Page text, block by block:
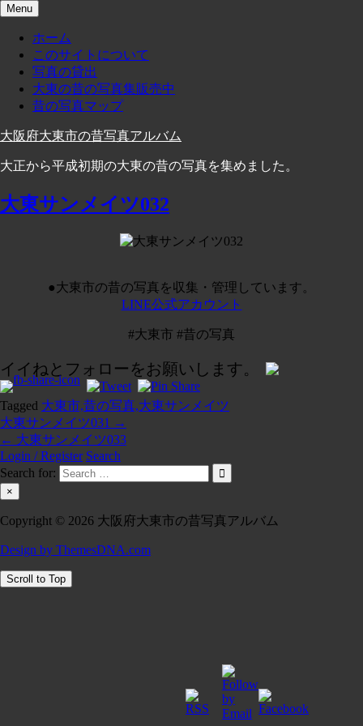
Skip
to
content
Menu
ホーム
このサイトについて
写真の貸出
大東の昔の写真集販売中
昔の写真マップ
大阪府大東市の昔写真アルバム
大正から平成初期の大東の昔の写真を集めました。
大東サンメイツ032
●大東市の昔の写真を収集・管理しています。
LINE公式アカウント
#大東市 #昔の写真
イイねとフォローをお願いします。
Tagged 大東市,昔の写真,大東サンメイツ
投
稿
ナ
ビ
ゲ
ー
シ
大東サンメイツ031 →
← 大東サンメイツ033
Login / Register Search
Search for:
×
Copyright © 2026 大阪府大東市の昔写真アルバム
Design by ThemesDNA.com
Scroll to Top